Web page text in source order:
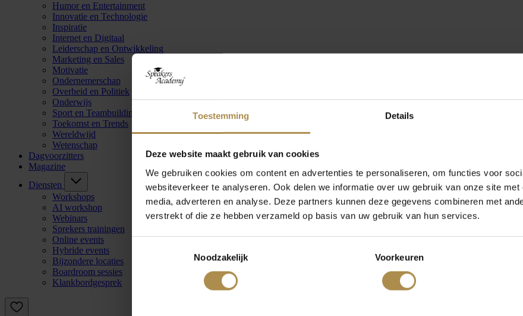
Toestemming Details
Deze website maakt gebruik van cookies
We gebruiken cookies om content en advertenties te personaliseren, om functies voor
websiteverkeer te analyseren. Ook delen we informatie over uw gebruik van onze site
media, adverteren en analyse. Deze partners kunnen deze gegevens combineren met
verstrekt of die ze hebben verzameld op basis van uw gebruik van hun services.
Noodzakelijk
Voorkeuren
Humor en Entertainment
Innovatie en Technologie
Inspiratie
Internet en Digitaal
Leiderschap en Ontwikkeling
Marketing en Sales
Motivatie
Ondernemerschap
Overheid en Politiek
Onderwijs
Sport en Teambuilding
Toekomst en Trends
Wereldwijd
Wetenschap
Dagvoorzitters
Magazine
Diensten
Workshops
AI workshop
Webinars
Sprekers trainingen
Online events
Hybride events
Bijzondere locaties
Boardroom sessies
Klankbordgesprek